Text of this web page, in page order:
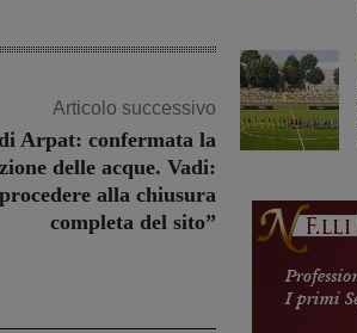
Articolo successivo
Arpat: confermata la
delle acque. Vadi:
alla chiusura
completa del sito”